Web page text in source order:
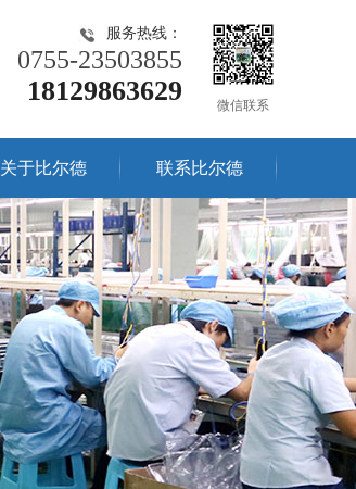
服务热线：
0755-23503855
18129863629 微信联系
关于比尔德 联系比尔德